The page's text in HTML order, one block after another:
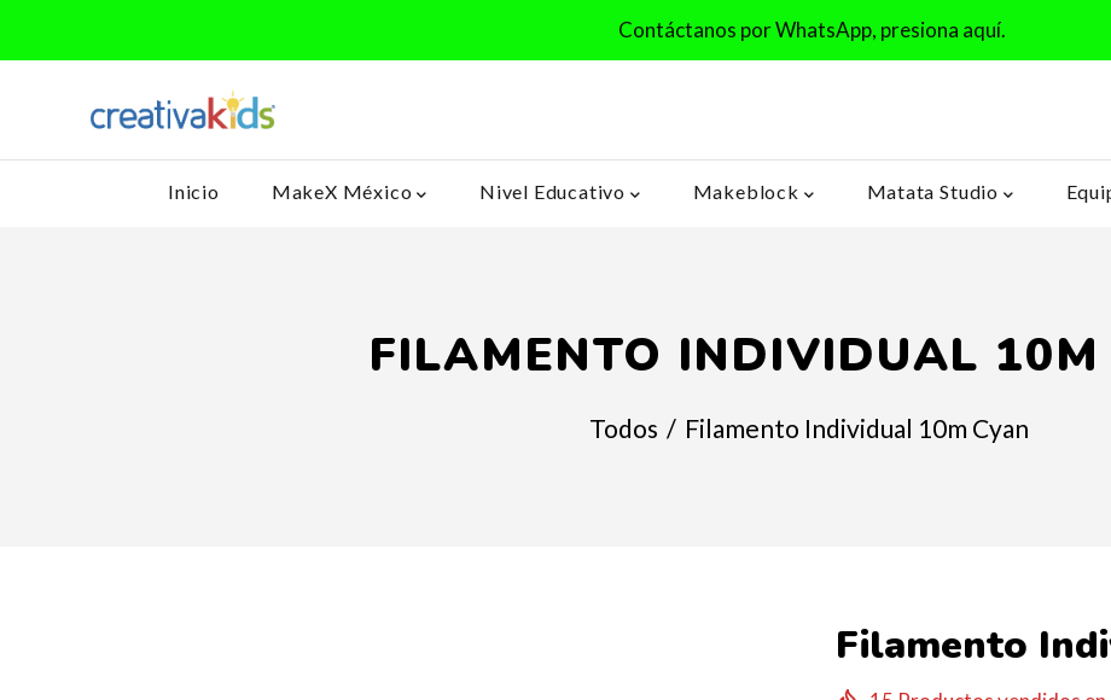
Contáctanos por WhatsApp, presiona aquí.
Inicio MakeX México Nivel Educativo Makeblock Matata Studio
FILAMENTO INDIVIDUAL 10M
Todos / Filamento Individual 10m Cyan
Filamento